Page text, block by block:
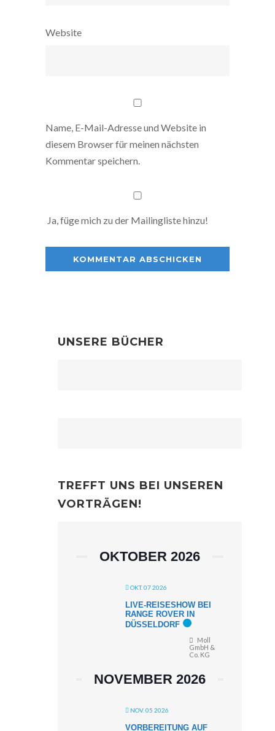
Website
Name, E-Mail-Adresse und Website in
diesem Browser für meinen nächsten
Kommentar speichern.
Ja, füge mich zu der Mailingliste hinzu!
UNSERE BÜCHER
TREFFT UNS BEI UNSEREN
VORTRÄGEN!
OKTOBER 2026
OKT. 07 2026
LIVE-REISESHOW BEI
RANGE ROVER IN
DÜSSELDORF
Moll
GmbH &
Co. KG
NOVEMBER 2026
NOV. 05 2026
VORBEREITUNG AUF